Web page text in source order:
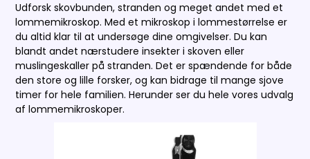
Udforsk skovbunden, stranden og meget andet med et
lommemikroskop. Med et mikroskop i lommestørrelse er
du altid klar til at undersøge dine omgivelser. Du kan
blandt andet nærstudere insekter i skoven eller
muslingeskaller på stranden. Det er spændende for både
den store og lille forsker, og kan bidrage til mange sjove
timer for hele familien. Herunder ser du hele vores udvalg
af lommemikroskoper.